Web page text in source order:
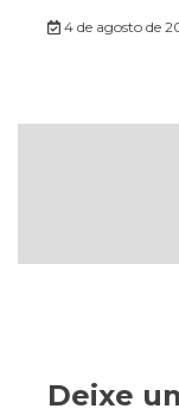
4 de agosto de
Deixe